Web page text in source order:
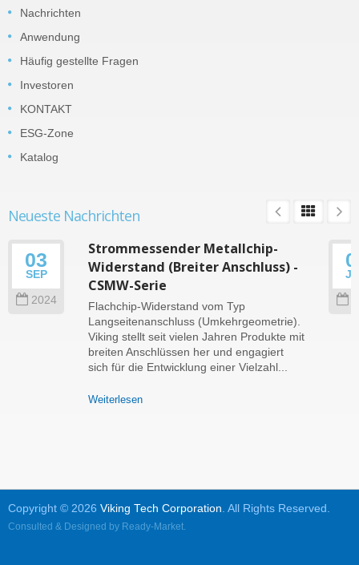
Nachrichten
Anwendung
Häufig gestellte Fragen
Investoren
KONTAKT
ESG-Zone
Katalog
Neueste Nachrichten
03
SEP
2024
Strommessender Metallchip-
Widerstand (Breiter Anschluss) -
CSMW-Serie
Flachchip-Widerstand vom Typ
Langseitenanschluss (Umkehrgeometrie).
Viking stellt seit vielen Jahren Produkte mit
breiten Anschlüssen her und engagiert
sich für die Entwicklung einer Vielzahl...
Weiterlesen
Copyright © 2026 Viking Tech Corporation. All Rights Reserved.
Consulted & Designed by Ready-Market.